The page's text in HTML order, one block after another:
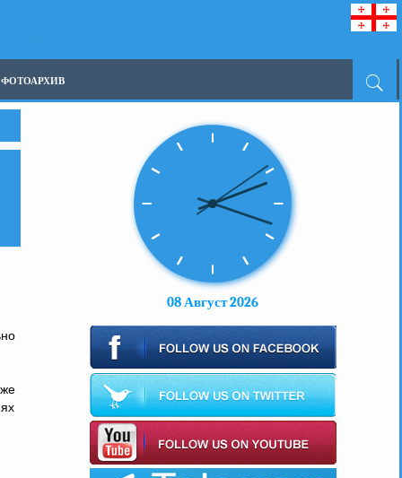
ФОТОАРХИВ
08 Август 2026